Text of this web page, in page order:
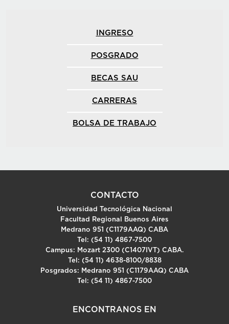
INGRESO
POSGRADO
BECAS SAU
CARRERAS
BOLSA DE TRABAJO
CONTACTO
Universidad Tecnológica Nacional
Facultad Regional Buenos Aires
Medrano 951 (C1179AAQ) CABA
Tel: (54 11) 4867-7500
Campus: Mozart 2300 (C1407IVT) CABA.
Tel: (54 11) 4638-8100/8838
Posgrados: Medrano 951 (C1179AAQ) CABA
Tel: (54 11) 4867-7500
ENCONTRANOS EN